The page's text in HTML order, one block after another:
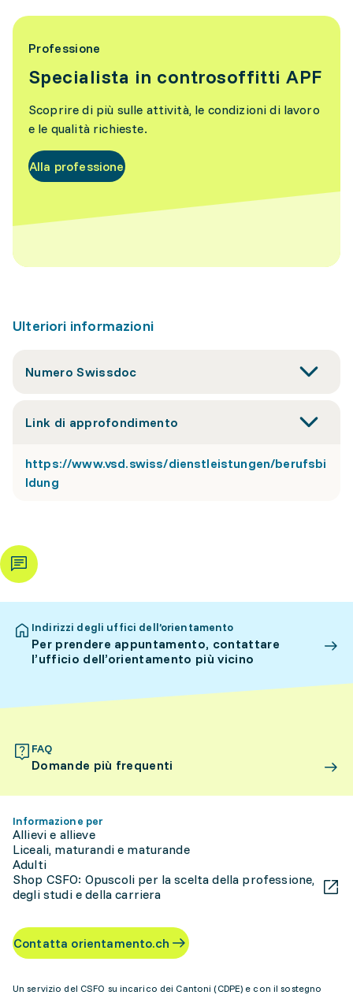
Professione
Specialista in controsoffitti APF
Scoprire di più sulle attività, le condizioni di lavoro
e le qualità richieste.
Alla professione
Ulteriori informazioni
Numero Swissdoc
Link di approfondimento
https://www.vsd.swiss/dienstleistungen/berufsbi
ldung
Indirizzi degli uffici dell’orientamento
Per prendere appuntamento, contattare
l’ufficio dell’orientamento più vicino
FAQ
Domande più frequenti
Informazione per
Allievi e allieve
Liceali, maturandi e maturande
Adulti
Shop CSFO: Opuscoli per la scelta della professione,
degli studi e della carriera
Contatta orientamento.ch
Un servizio del CSFO su incarico dei Cantoni (CDPE) e con il sostegno